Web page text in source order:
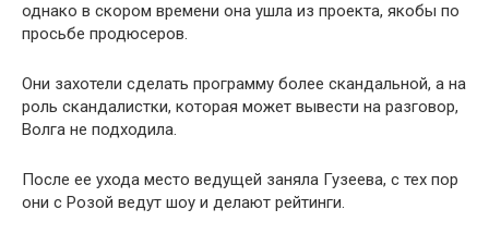
однако в скором времени она ушла из проекта, якобы по
просьбе продюсеров.
Они захотели сделать программу более скандальной, а на
роль скандалистки, которая может вывести на разговор,
Волга не подходила.
После ее ухода место ведущей заняла Гузеева, с тех пор
они с Розой ведут шоу и делают рейтинги.